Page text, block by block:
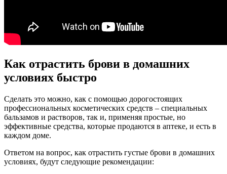
Как отрастить брови в домашних
условиях быстро
Сделать это можно, как с помощью дорогостоящих
профессиональных косметических средств – специальных
бальзамов и растворов, так и, применяя простые, но
эффективные средства, которые продаются в аптеке, и есть в
каждом доме.
Ответом на вопрос, как отрастить густые брови в домашних
условиях, будут следующие рекомендации: